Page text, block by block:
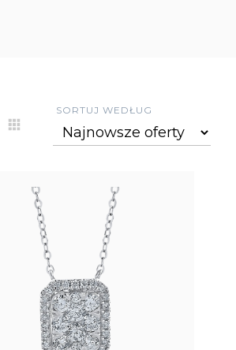
SORTUJ WEDŁUG